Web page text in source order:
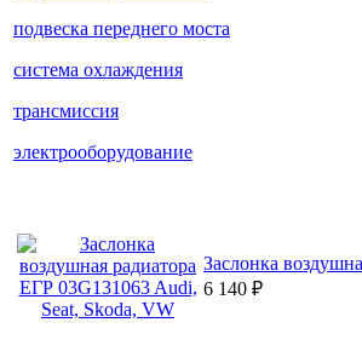
подвеска переднего моста
система охлаждения
трансмиссия
электрооборудование
Заслонка
6 140 ₽